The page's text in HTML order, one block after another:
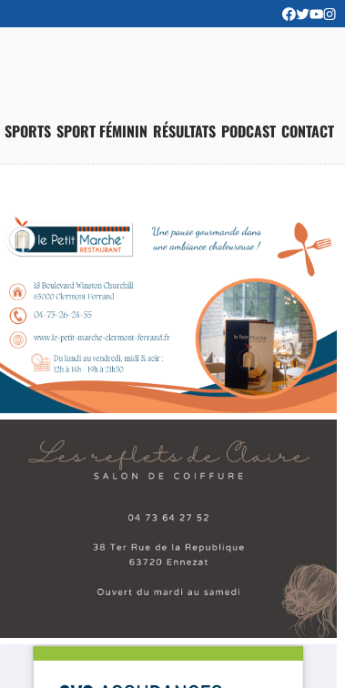
SPORTS SPORT FÉMININ RÉSULTATS PODCAST CONTACT